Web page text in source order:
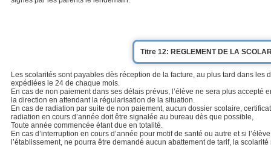
Titre 12: REGLEMENT DE LA
Les scolarités sont payables dès réception de la facture, au plus tard dans les
expédiées le 24 de chaque mois.
En cas de non paiement dans ses délais prévus, l’élève ne sera plus accepté
la direction en attendant la régularisation de la situation.
En cas de radiation par suite de non paiement, aucun dossier scolaire,
radiation en cours d’année doit être signalée au bureau dès que possible,
Toute année commencée étant due en totalité.
En cas d’interruption en cours d’année pour motif de santé ou autre et si
l’établissement, ne pourra être demandé aucun abattement de tarif, la